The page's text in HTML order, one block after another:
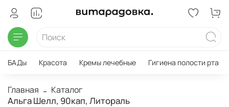
БАДы Красота Кремы лечебные Гигиена полости рта
Главная Каталог
Альга Шелл, 90кап, Литораль